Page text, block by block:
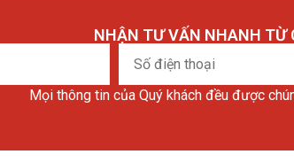
NHẬN TƯ VẤN NHANH TỪ
Số
điện
Mọi thông tin của Quý khách đều được